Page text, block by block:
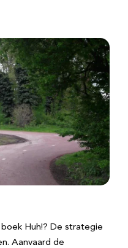
Huh!? De strategie
Aanvaard de